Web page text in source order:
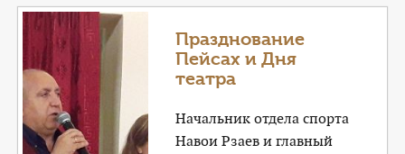
Празднование
Пейсах и Дня
театра
Начальник отдела спорта
Навои Рзаев и главный